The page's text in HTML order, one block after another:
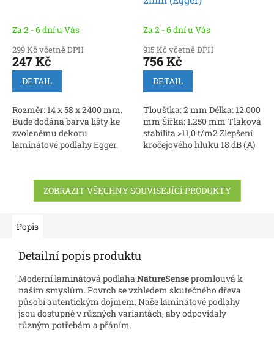
Za 2 - 6 dní u Vás
299 Kč včetně DPH
247 Kč
DETAIL
Rozměr: 14 x 58 x 2400 mm.
Bude dodána barva lišty ke
zvolenému dekoru
laminátové podlahy Egger.
Za 2 - 6 dní u Vás
915 Kč včetně DPH
756 Kč
DETAIL
Tloušťka: 2 mm Délka: 12.000
mm Šířka: 1.250 mm Tlaková
stabilita >11,0 t/m2 Zlepšení
kročejového hluku 18 dB (A)
ZOBRAZIT VŠECHNY SOUVISEJÍCÍ PRODUKTY
Popis
Detailní popis produktu
Moderní laminátová podlahaNatureSensepromlouvá k
našim smyslům. Povrch se vzhledem skutečného dřeva
působí autentickým dojmem. Naše laminátové podlahy
jsou dostupné v různých variantách, aby odpovídaly
různým potřebám a přáním.